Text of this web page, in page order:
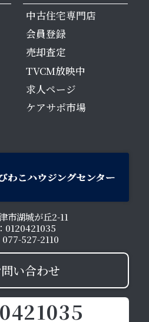
中古住宅専門店
会員登録
売却査定
TVCM放映中
求人ページ
ケアサポ市場
市湖城が丘2-11
0120421035
527-2110
い合わせ